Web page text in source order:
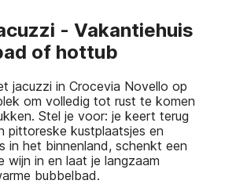
- Vakantiehuis
of hottub
jacuzzi in Crocevia Novello op
om volledig tot rust te komen
Stel je voor: je keert terug
pittoreske kustplaatsjes en
in het binnenland, schenkt een
wijn in en laat je langzaam
bubbelbad.